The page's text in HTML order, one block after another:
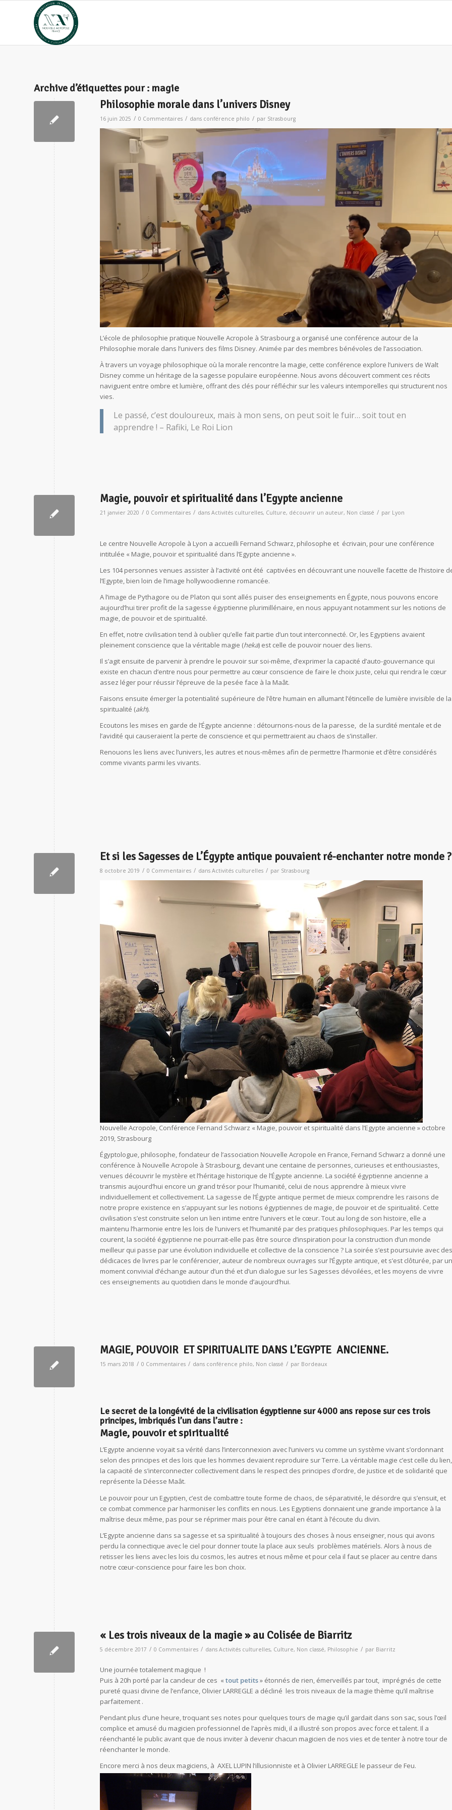
Archive d’étiquettes pour : magie
Philosophie morale dans l’univers Disney
16 juin 2025 / 0 Commentaires / dans conférence philo / par Strasbourg
L’école de philosophie pratique Nouvelle Acropole à Strasbourg a organisé une conférence autour de la
Philosophie morale dans l’univers des films Disney. Animée par des membres bénévoles de l’association.
À travers un voyage philosophique où la morale rencontre la magie, cette conférence explore l’univers de Walt
Disney comme un héritage de la sagesse populaire européenne. Nous avons découvert comment ces récits
naviguent entre ombre et lumière, offrant des clés pour réfléchir sur les valeurs intemporelles qui structurent nos
vies.
Le passé, c’est douloureux, mais à mon sens, on peut soit le fuir… soit tout en
apprendre ! – Rafiki, Le Roi Lion
Magie, pouvoir et spiritualité dans l’Egypte ancienne
21 janvier 2020 / 0 Commentaires / dans Activités culturelles, Culture, découvrir un auteur, Non classé / par Lyon
Le centre Nouvelle Acropole à Lyon a accueilli Fernand Schwarz, philosophe et écrivain, pour une conférence
intitulée « Magie, pouvoir et spiritualité dans l’Egypte ancienne ».
Les 104 personnes venues assister à l’activité ont été captivées en découvrant une nouvelle facette de l’histoire
l’Egypte, bien loin de l’image hollywoodienne romancée.
A l’image de Pythagore ou de Platon qui sont allés puiser des enseignements en Égypte, nous pouvons encore
aujourd’hui tirer profit de la sagesse égyptienne plurimillénaire, en nous appuyant notamment sur les notions de
magie, de pouvoir et de spiritualité.
En effet, notre civilisation tend à oublier qu’elle fait partie d’un tout interconnecté. Or, les Egyptiens avaient
pleinement conscience que la véritable magie (heka) est celle de pouvoir nouer des liens.
Il s’agit ensuite de parvenir à prendre le pouvoir sur soi-même, d’exprimer la capacité d’auto-gouvernance qui
existe en chacun d’entre nous pour permettre au cœur conscience de faire le choix juste, celui qui rendra le cœur
assez léger pour réussir l’épreuve de la pesée face à la Maât.
Faisons ensuite émerger la potentialité supérieure de l’être humain en allumant l’étincelle de lumière invisible de la
spiritualité (akh).
Ecoutons les mises en garde de l’Égypte ancienne : détournons-nous de la paresse, de la surdité mentale et de
l’avidité qui causeraient la perte de conscience et qui permettraient au chaos de s’installer.
Renouons les liens avec l’univers, les autres et nous-mêmes afin de permettre l’harmonie et d’être considérés
comme vivants parmi les vivants.
Et si les Sagesses de L’Égypte antique pouvaient ré-enchanter notre monde ?
8 octobre 2019 / 0 Commentaires / dans Activités culturelles / par Strasbourg
Nouvelle Acropole, Conférence Fernand Schwarz « Magie, pouvoir et spiritualité dans l’Egypte ancienne » octobre
2019, Strasbourg
Égyptologue, philosophe, fondateur de l’association Nouvelle Acropole en France, Fernand Schwarz a donné une
conférence à Nouvelle Acropole à Strasbourg, devant une centaine de personnes, curieuses et enthousiastes,
venues découvrir le mystère et l’héritage historique de l’Égypte ancienne. La société égyptienne ancienne a
transmis aujourd’hui encore un grand trésor pour l’humanité, celui de nous apprendre à mieux vivre
individuellement et collectivement. La sagesse de l’Égypte antique permet de mieux comprendre les raisons de
notre propre existence en s’appuyant sur les notions égyptiennes de magie, de pouvoir et de spiritualité. Cette
civilisation s’est construite selon un lien intime entre l’univers et le cœur. Tout au long de son histoire, elle a
maintenu l’harmonie entre les lois de l’univers et l’humanité par des pratiques philosophiques. Par les temps qui
courent, la société égyptienne ne pourrait-elle pas être source d’inspiration pour la construction d’un monde
meilleur qui passe par une évolution individuelle et collective de la conscience ? La soirée s’est poursuivie avec des
dédicaces de livres par le conférencier, auteur de nombreux ouvrages sur l’Égypte antique, et s’est clôturée, par un
moment convivial d’échange autour d’un thé et d’un dialogue sur les Sagesses dévoilées, et les moyens de vivre
ces enseignements au quotidien dans le monde d’aujourd’hui.
MAGIE, POUVOIR ET SPIRITUALITE DANS L’EGYPTE ANCIENNE.
15 mars 2018 / 0 Commentaires / dans conférence philo, Non classé / par Bordeaux
Le secret de la longévité de la civilisation égyptienne sur 4000 ans repose sur ces trois
principes, imbriqués l’un dans l’autre :
Magie, pouvoir et spiritualité
L’Egypte ancienne voyait sa vérité dans l’interconnexion avec l’univers vu comme un système vivant s’ordonnant
selon des principes et des lois que les hommes devaient reproduire sur Terre. La véritable magie c’est celle du lien,
la capacité de s’interconnecter collectivement dans le respect des principes d’ordre, de justice et de solidarité que
représente la Déesse Maât.
Le pouvoir pour un Egyptien, c’est de combattre toute forme de chaos, de séparativité, le désordre qui s’ensuit, et
ce combat commence par harmoniser les conflits en nous. Les Egyptiens donnaient une grande importance à la
maîtrise deux même, pas pour se réprimer mais pour être canal en étant à l’écoute du divin.
L’Egypte ancienne dans sa sagesse et sa spiritualité à toujours des choses à nous enseigner, nous qui avons
perdu la connectique avec le ciel pour donner toute la place aux seuls problèmes matériels. Alors à nous de
retisser les liens avec les lois du cosmos, les autres et nous même et pour cela il faut se placer au centre dans
notre cœur-conscience pour faire les bon choix.
« Les trois niveaux de la magie » au Colisée de Biarritz
5 décembre 2017 / 0 Commentaires / dans Activités culturelles, Culture, Non classé, Philosophie / par Biarritz
Une journée totalement magique !
Puis à 20h porté par la candeur de ces «tout petits» étonnés de rien, émerveillés par tout, imprégnés de cette
pureté quasi divine de l’enfance, Olivier LARREGLE a décliné les trois niveaux de la magie thème qu’il maîtrise
parfaitement .
Pendant plus d’une heure, troquant ses notes pour quelques tours de magie qu’il gardait dans son sac, sous l’œil
complice et amusé du magicien professionnel de l’après midi, il a illustré son propos avec force et talent. Il a
réenchanté le public avant que de nous inviter à devenir chacun magicien de nos vies et de tenter à notre tour de
réenchanter le monde.
Encore merci à nos deux magiciens, à AXEL LUPIN l’illusionniste et à Olivier LARREGLE le passeur de Feu.